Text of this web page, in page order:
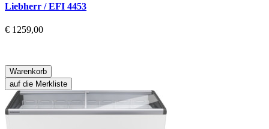
Liebherr / EFI 4453
€ 1259,00
Warenkorb
auf die Merkliste